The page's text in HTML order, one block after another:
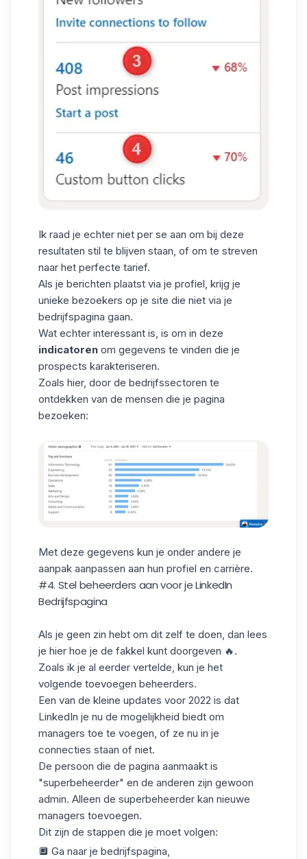
Ik raad je echter niet per se aan om bij deze
resultaten stil te blijven staan, of om te streven
naar het perfecte tarief.
Als je berichten plaatst via je profiel, krijg je
unieke bezoekers op je site die niet via je
bedrijfspagina gaan.
Wat echter interessant is, is om in deze
indicatoren om gegevens te vinden die je
prospects karakteriseren.
Zoals hier, door de bedrijfssectoren te
ontdekken van de mensen die je pagina
bezoeken:
Met deze gegevens kun je onder andere je
aanpak aanpassen aan hun profiel en carrière.
#4. Stel beheerders aan voor je LinkedIn
Bedrijfspagina
Als je geen zin hebt om dit zelf te doen, dan lees
je hier hoe je de fakkel kunt doorgeven 🔥.
Zoals ik je al eerder vertelde, kun je het
volgende toevoegen beheerders.
Een van de kleine updates voor 2022 is dat
LinkedIn je nu de mogelijkheid biedt om
managers toe te voegen, of ze nu in je
connecties staan of niet.
De persoon die de pagina aanmaakt is
"superbeheerder" en de anderen zijn gewoon
admin. Alleen de superbeheerder kan nieuwe
managers toevoegen.
Dit zijn de stappen die je moet volgen:
🔲 Ga naar je bedrijfspagina,